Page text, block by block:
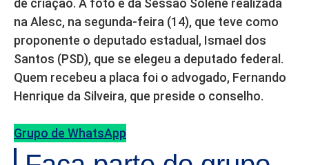
de criação. A foto é da Sessão Solene realizada
na Alesc, na segunda-feira (14), que teve como
proponente o deputado estadual, Ismael dos
Santos (PSD), que se elegeu a deputado federal.
Quem recebeu a placa foi o advogado, Fernando
Henrique da Silveira, que preside o conselho.
Grupo de WhatsApp